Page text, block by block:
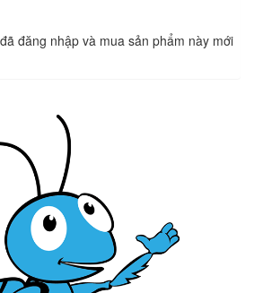
đăng nhập và mua sản phẩm này mới